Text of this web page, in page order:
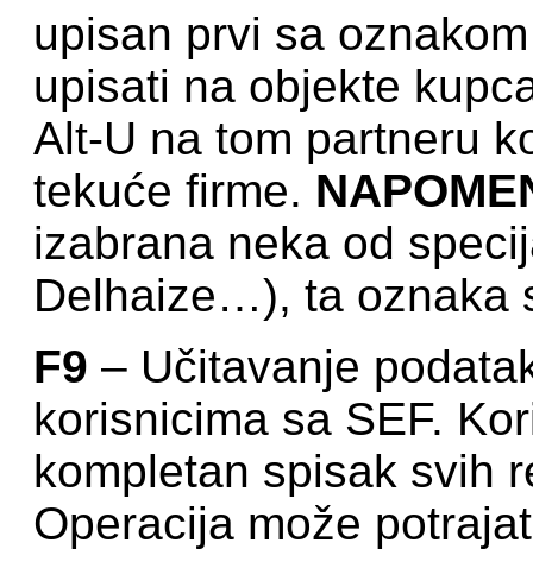
upisan prvi sa
upisati na objekte
Alt-U na tom partneru
tekuće firme.
izabrana neka od
Delhaize…), ta oznaka
F9 – Učitavanje
korisnicima sa SEF.
kompletan spisak svih
Operacija može